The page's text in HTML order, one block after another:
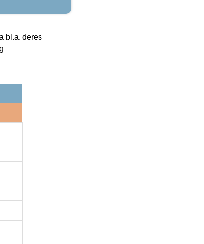
bl.a. deres